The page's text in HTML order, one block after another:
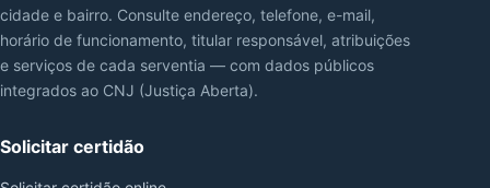
cidade e bairro. Consulte endereço, telefone, e-mail,
horário de funcionamento, titular responsável, atribuições
e serviços de cada serventia — com dados públicos
integrados ao CNJ (Justiça Aberta).
Solicitar certidão